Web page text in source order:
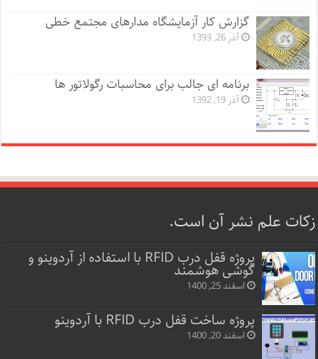
گزارش کار آزمایشگاه مدارهای مجتمع خطی
آذر 26, 1393
برنامه ای جالب برای محاسبات رگولاتور ها
آذر 19, 1392
زکات علم نشر آن است.
پروژه قفل‌ درب RFID با استفاده از آردوینو و
گوشی هوشمند
اسفند 25, 1400
پروژه ساخت قفل‌ درب RFID با آردوینو
اسفند 20, 1400